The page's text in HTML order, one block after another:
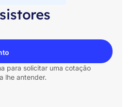
para solicitar uma cotação
lhe antender.